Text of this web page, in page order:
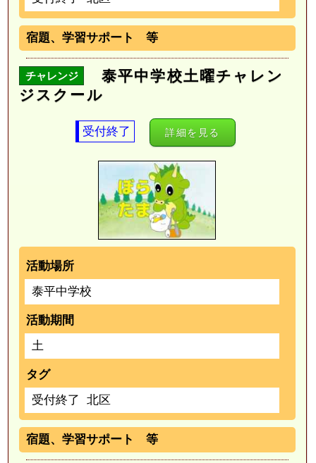
宿題、学習サポート 等
チャレンジ
泰平中学校土曜チャレン
ジスクール
受付終了 詳細を見る
活動場所
泰平中学校
活動期間
土
タグ
受付終了
北区
宿題、学習サポート 等